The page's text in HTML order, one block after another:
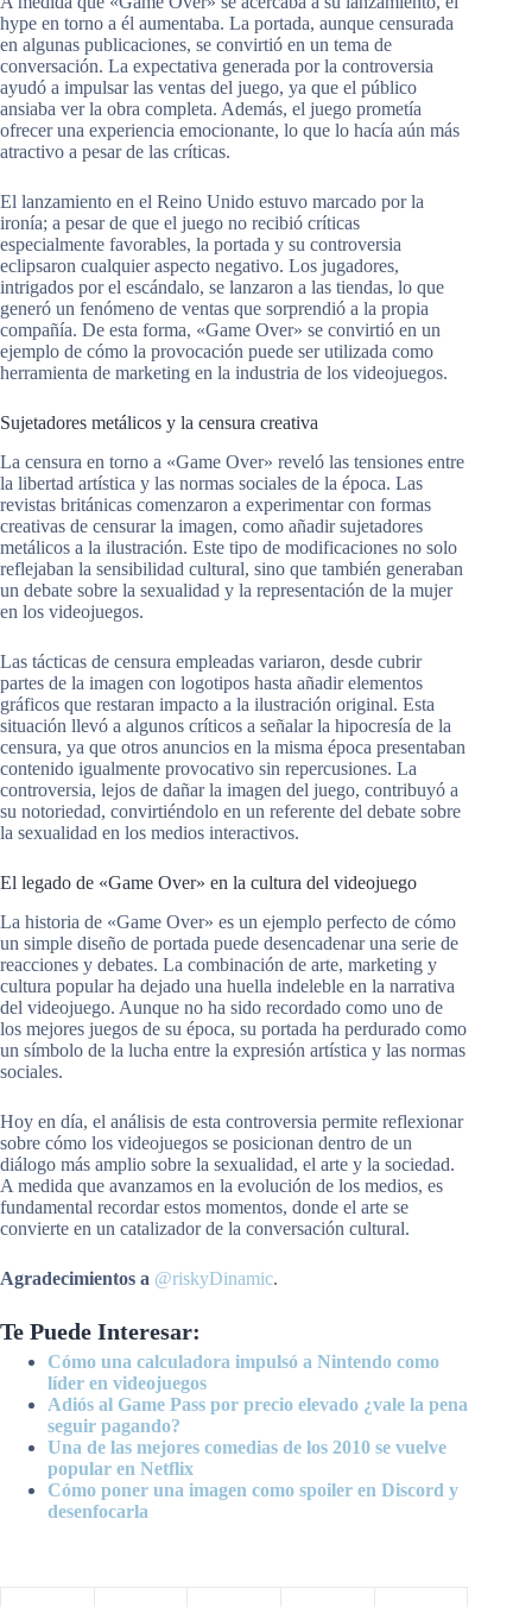
hype en torno a él aumentaba. La portada, aunque censurada
en algunas publicaciones, se convirtió en un tema de
conversación. La expectativa generada por la controversia
ayudó a impulsar las ventas del juego, ya que el público
ansiaba ver la obra completa. Además, el juego prometía
ofrecer una experiencia emocionante, lo que lo hacía aún más
atractivo a pesar de las críticas.
El lanzamiento en el Reino Unido estuvo marcado por la
ironía; a pesar de que el juego no recibió críticas
especialmente favorables, la portada y su controversia
eclipsaron cualquier aspecto negativo. Los jugadores,
intrigados por el escándalo, se lanzaron a las tiendas, lo que
generó un fenómeno de ventas que sorprendió a la propia
compañía. De esta forma, «Game Over» se convirtió en un
ejemplo de cómo la provocación puede ser utilizada como
herramienta de marketing en la industria de los videojuegos.
Sujetadores metálicos y la censura creativa
La censura en torno a «Game Over» reveló las tensiones entre
la libertad artística y las normas sociales de la época. Las
revistas británicas comenzaron a experimentar con formas
creativas de censurar la imagen, como añadir sujetadores
metálicos a la ilustración. Este tipo de modificaciones no solo
reflejaban la sensibilidad cultural, sino que también generaban
un debate sobre la sexualidad y la representación de la mujer
en los videojuegos.
Las tácticas de censura empleadas variaron, desde cubrir
partes de la imagen con logotipos hasta añadir elementos
gráficos que restaran impacto a la ilustración original. Esta
situación llevó a algunos críticos a señalar la hipocresía de la
censura, ya que otros anuncios en la misma época presentaban
contenido igualmente provocativo sin repercusiones. La
controversia, lejos de dañar la imagen del juego, contribuyó a
su notoriedad, convirtiéndolo en un referente del debate sobre
la sexualidad en los medios interactivos.
El legado de «Game Over» en la cultura del videojuego
La historia de «Game Over» es un ejemplo perfecto de cómo
un simple diseño de portada puede desencadenar una serie de
reacciones y debates. La combinación de arte, marketing y
cultura popular ha dejado una huella indeleble en la narrativa
del videojuego. Aunque no ha sido recordado como uno de
los mejores juegos de su época, su portada ha perdurado como
un símbolo de la lucha entre la expresión artística y las normas
sociales.
Hoy en día, el análisis de esta controversia permite reflexionar
sobre cómo los videojuegos se posicionan dentro de un
diálogo más amplio sobre la sexualidad, el arte y la sociedad.
A medida que avanzamos en la evolución de los medios, es
fundamental recordar estos momentos, donde el arte se
convierte en un catalizador de la conversación cultural.
Agradecimientos a @riskyDinamic.
Te Puede Interesar:
Cómo una calculadora impulsó a Nintendo como
líder en videojuegos
Adiós al Game Pass por precio elevado ¿vale la pena
seguir pagando?
Una de las mejores comedias de los 2010 se vuelve
popular en Netflix
Cómo poner una imagen como spoiler en Discord y
desenfocarla